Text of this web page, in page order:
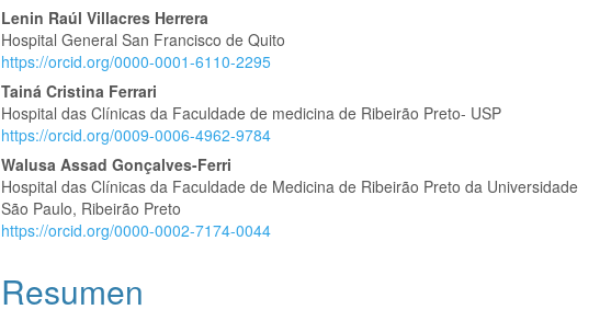
Contenido
principal
del
artículo
Lenin Raúl Villacres Herrera
Hospital General San Francisco de Quito
https://orcid.org/0000-0001-6110-2295
Tainá Cristina Ferrari
Hospital das Clínicas da Faculdade de medicina de Ribeirão Preto- USP
https://orcid.org/0009-0006-4962-9784
Walusa Assad Gonçalves-Ferri
Hospital das Clínicas da Faculdade de Medicina de Ribeirão Preto da Universidade
São Paulo, Ribeirão Preto
https://orcid.org/0000-0002-7174-0044
Resumen